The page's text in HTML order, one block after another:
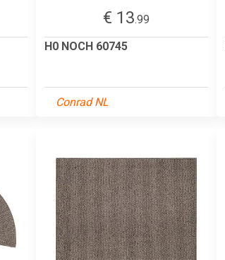
€ 13.99
H0 NOCH 60745
Conrad NL